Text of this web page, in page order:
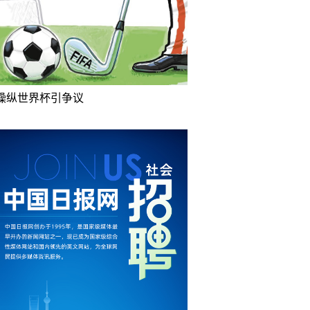
纵世界杯引争议